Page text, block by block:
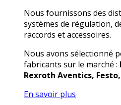
Nous fournissons des
systèmes de régulation,
raccords et accessoires.
Nous avons sélectionné
fabricants sur le marché :
Rexroth Aventics,
En savoir plus